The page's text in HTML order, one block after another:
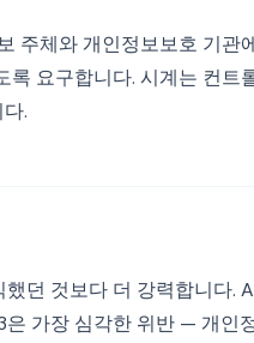
주체와 개인정보보호 기
요구합니다. 시계는 컨트
.
던 것보다 더 강력합니다.
가장 심각한 위반 — 개인